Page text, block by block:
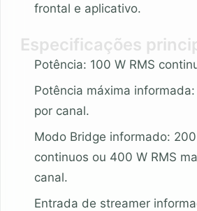
frontal e aplicativo.
Especificações
Potência: 100 W RMS
Potência máxima
por canal.
Modo Bridge informado: 200
continuos ou 400 W RMS
canal.
Entrada de streamer